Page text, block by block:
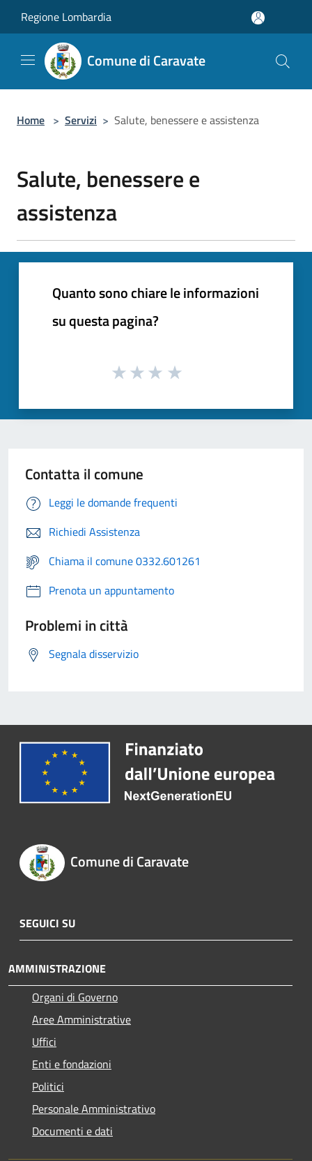
Regione Lombardia
Comune di Caravate
Home > Servizi > Salute, benessere e assistenza
Salute, benessere e
assistenza
Quanto sono chiare le informazioni
su questa pagina?
Contatta il comune
Leggi le domande frequenti
Richiedi Assistenza
Chiama il comune 0332.601261
Prenota un appuntamento
Problemi in città
Segnala disservizio
Comune di Caravate
SEGUICI SU
AMMINISTRAZIONE
Organi di Governo
Aree Amministrative
Uffici
Enti e fondazioni
Politici
Personale Amministrativo
Documenti e dati